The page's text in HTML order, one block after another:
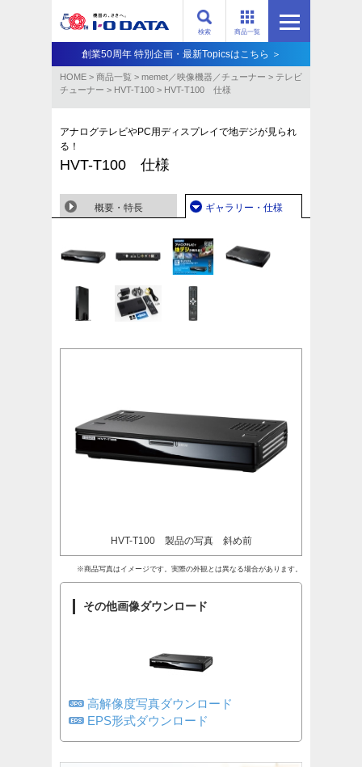
商品一覧
検索
創業50周年 特別企画・最新Topicsはこちら ＞
HOME > 商品一覧 > memet／映像機器／チューナー > テレビ
チューナー > HVT-T100 > HVT-T100 仕様
アナログテレビやPC用ディスプレイで地デジが見られ
る！
HVT-T100 仕様
概要・特長 ギャラリー・仕様
HVT-T100 製品の写真 斜め前
※商品写真はイメージです。実際の外観とは異なる場合があります。
その他画像ダウンロード
高解像度写真ダウンロード
EPS形式ダウンロード